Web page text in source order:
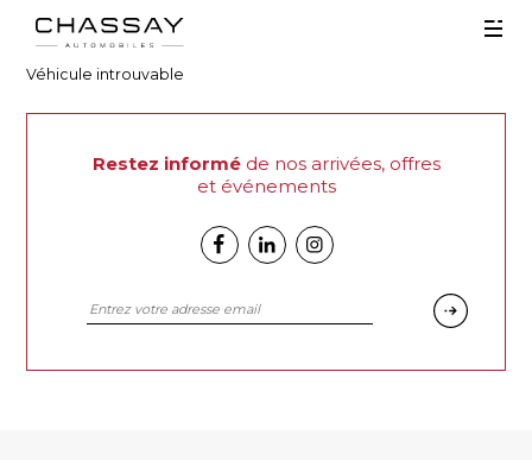
Véhicule introuvable
Restez informéde nos arrivées, offres
et événements
FacebookLinkedinInstagram